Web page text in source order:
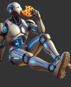
Votre
près